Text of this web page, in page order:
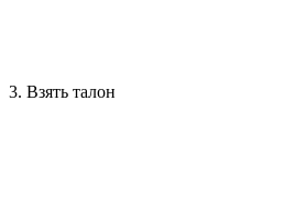
3. Взять талон